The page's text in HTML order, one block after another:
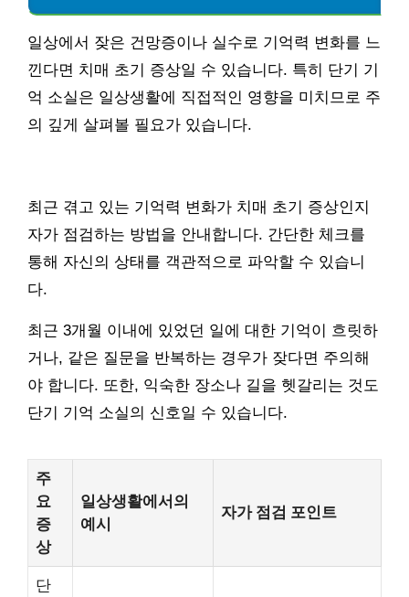
일상에서 잦은 건망증이나 실수로 기억력 변화를 느
낀다면 치매 초기 증상일 수 있습니다. 특히 단기 기
억 소실은 일상생활에 직접적인 영향을 미치므로 주
의 깊게 살펴볼 필요가 있습니다.
최근 겪고 있는 기억력 변화가 치매 초기 증상인지
자가 점검하는 방법을 안내합니다. 간단한 체크를
통해 자신의 상태를 객관적으로 파악할 수 있습니
다.
최근 3개월 이내에 있었던 일에 대한 기억이 흐릿하
거나, 같은 질문을 반복하는 경우가 잦다면 주의해
야 합니다. 또한, 익숙한 장소나 길을 헷갈리는 것도
단기 기억 소실의 신호일 수 있습니다.
주
요
증
상
일상생활에서의
예시
자가 점검 포인트
단